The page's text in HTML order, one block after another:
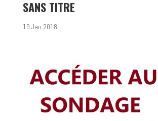
SANS TITRE
19 Jan 2018